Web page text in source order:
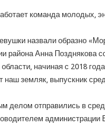
команда молодых,
назвали образно
района Анна Позднякова
начиная с 2018
наш земляк, выпускник
делом отправились в